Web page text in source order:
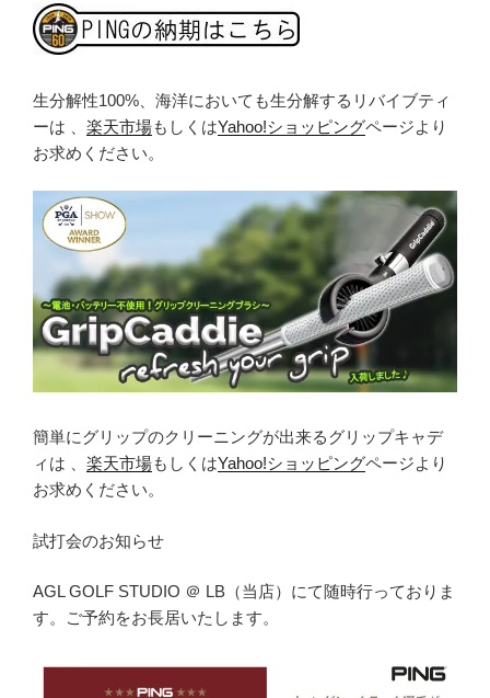
生分解性100%、海洋においても生分解するリバイブティ
ーは 、 楽天市場もしくはYahoo!ショッピングページより
お求めください。
簡単にグリップのクリーニングが出来るグリップキャデ
ィは 、 楽天市場もしくはYahoo!ショッピングページより
お求めください。
試打会のお知らせ
AGL GOLF STUDIO ＠ LB（当店）にて随時行っておりま
す。ご予約をお長居いたします。